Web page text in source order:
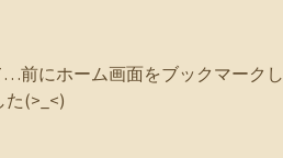
前にホーム画面をブックマークし
(>_<)